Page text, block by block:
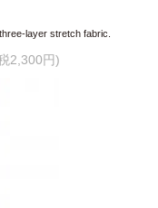
layer stretch fabric.
2,300円)